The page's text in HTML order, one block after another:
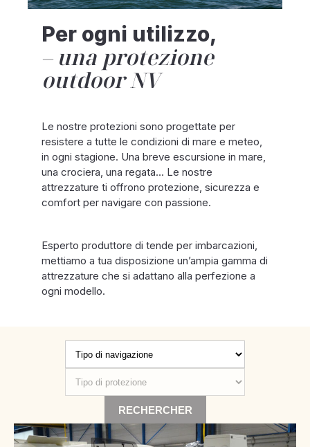
Per ogni utilizzo,
una protezione
outdoor NV
Le nostre protezioni sono progettate per
resistere a tutte le condizioni di mare e meteo,
in ogni stagione. Una breve escursione in mare,
una crociera, una regata… Le nostre
attrezzature ti offrono protezione, sicurezza e
comfort per navigare con passione.
Esperto produttore di tende per imbarcazioni,
mettiamo a tua disposizione un’ampia gamma di
attrezzature che si adattano alla perfezione a
ogni modello.